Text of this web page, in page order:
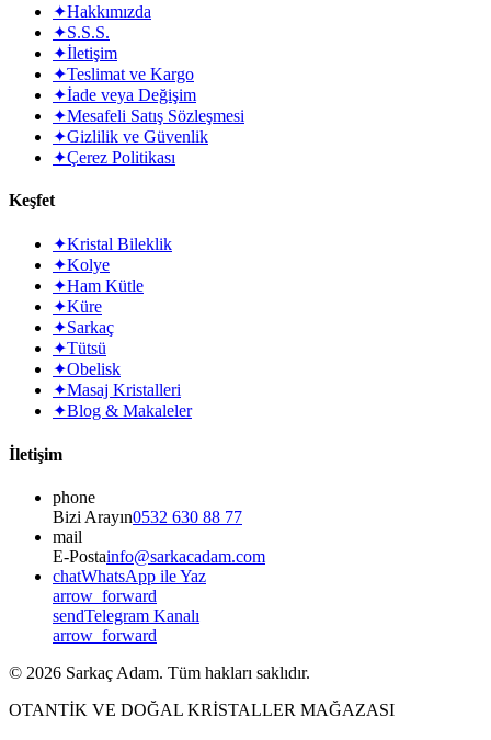
✦Hakkımızda
✦S.S.S.
✦İletişim
✦Teslimat ve Kargo
✦İade veya Değişim
✦Mesafeli Satış Sözleşmesi
✦Gizlilik ve Güvenlik
✦Çerez Politikası
Keşfet
✦Kristal Bileklik
✦Kolye
✦Ham Kütle
✦Küre
✦Sarkaç
✦Tütsü
✦Obelisk
✦Masaj Kristalleri
✦Blog & Makaleler
İletişim
phone
Bizi Arayın0532 630 88 77
mail
E-Postainfo@sarkacadam.com
chatWhatsApp ile Yaz
arrow_forward
sendTelegram Kanalı
arrow_forward
© 2026 Sarkaç Adam. Tüm hakları saklıdır.
OTANTİK VE DOĞAL KRİSTALLER MAĞAZASI